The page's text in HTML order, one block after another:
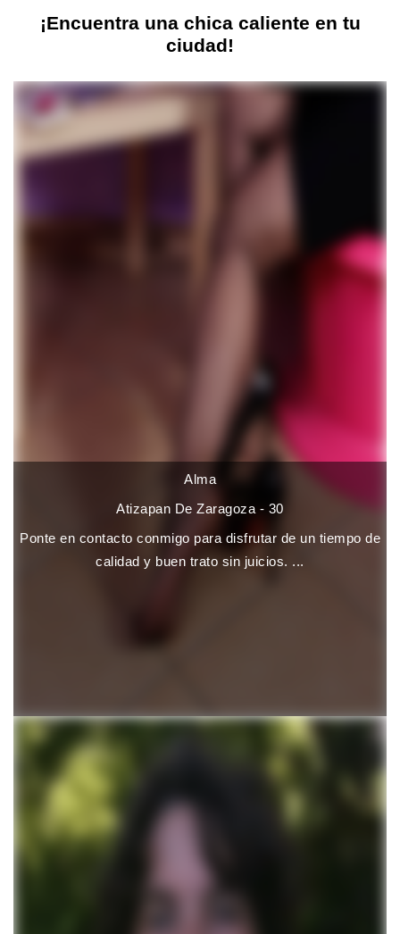
¡Encuentra una chica caliente en tu
ciudad!
Alma
Atizapan De Zaragoza - 30
Ponte en contacto conmigo para disfrutar de un tiempo de
calidad y buen trato sin juicios. ...